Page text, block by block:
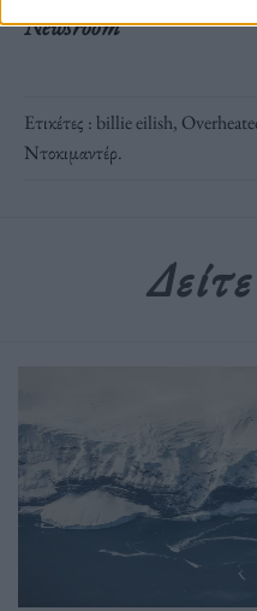
Newsroom
Ετικέτες :billie eilish,
Ντοκιμαντέρ.